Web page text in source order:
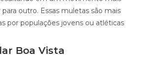
outro. Essas muletas são mais
por populações jovens ou atléticas
Boa Vista